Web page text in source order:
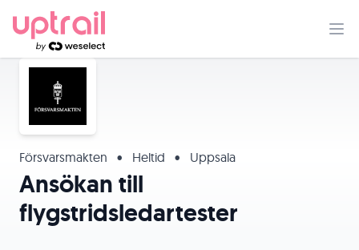
Försvarsmakten • Heltid • Uppsala
Ansökan till
flygstridsledartester